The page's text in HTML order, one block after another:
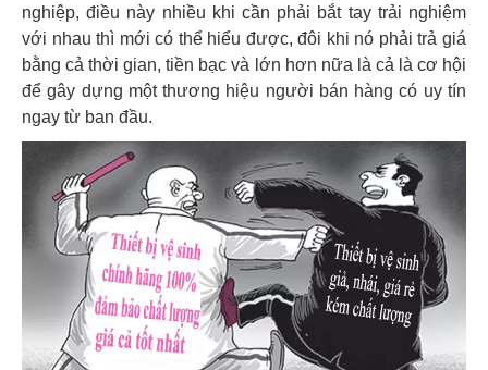
nghiệp, điều này nhiều khi cần phải bắt tay trải nghiệm
với nhau thì mới có thể hiểu được, đôi khi nó phải trả giá
bằng cả thời gian, tiền bạc và lớn hơn nữa là cả là cơ hội
để gây dựng một thương hiệu người bán hàng có uy tín
ngay từ ban đầu.